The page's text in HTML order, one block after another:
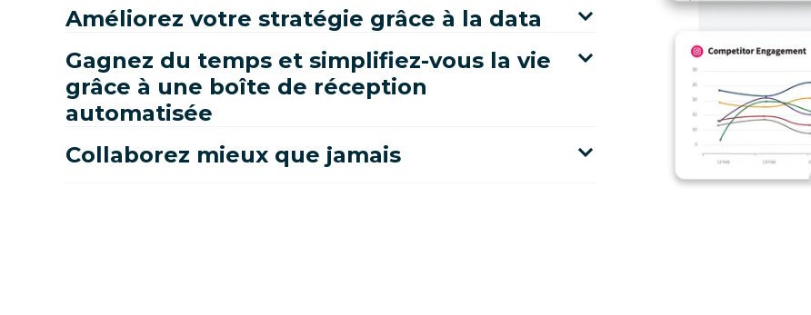
Améliorez votre stratégie grâce à la data
Gagnez du temps et simplifiez-vous la vie
grâce à une boîte de réception
automatisée
Collaborez mieux que jamais